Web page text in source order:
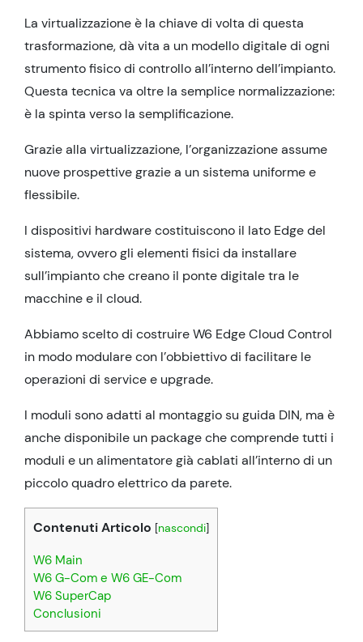
La virtualizzazione è la chiave di volta di questa
trasformazione, dà vita a un modello digitale di ogni
strumento fisico di controllo all’interno dell’impianto.
Questa tecnica va oltre la semplice normalizzazione:
è la spinta verso la semplificazione.
Grazie alla virtualizzazione, l’organizzazione assume
nuove prospettive grazie a un sistema uniforme e
flessibile.
I dispositivi hardware costituiscono il lato Edge del
sistema, ovvero gli elementi fisici da installare
sull’impianto che creano il ponte digitale tra le
macchine e il cloud.
Abbiamo scelto di costruire W6 Edge Cloud Control
in modo modulare con l’obbiettivo di facilitare le
operazioni di service e upgrade.
I moduli sono adatti al montaggio su guida DIN, ma è
anche disponibile un package che comprende tutti i
moduli e un alimentatore già cablati all’interno di un
piccolo quadro elettrico da parete.
Contenuti Articolo [nascondi]
W6 Main
W6 G-Com e W6 GE-Com
W6 SuperCap
Conclusioni